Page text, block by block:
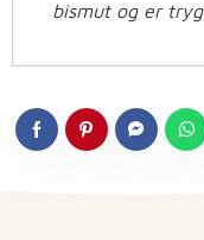
bismut og er